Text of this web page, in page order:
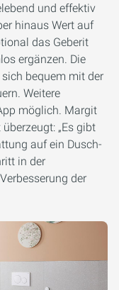
und effektiv
hinaus Wert auf
das Geberit
ergänzen. Die
bequem mit der
Weitere
möglich. Margit
„Es gibt
auf ein Dusch-
in der
der